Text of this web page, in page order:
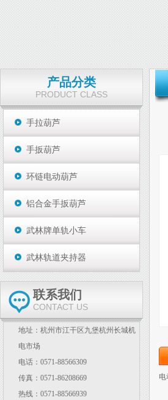
产品分类
PRODUCT CLASS
手拉葫芦
手扳葫芦
环链电动葫芦
铝合金手扳葫芦
武林牌单轨小车
武林轨道夹持器
联系我们
CONTACT US
地址：杭州市江干区九堡杭州长城机
电市场
电话：0571-88566309
传真：0571-86208669
热线：0571-88566939
电